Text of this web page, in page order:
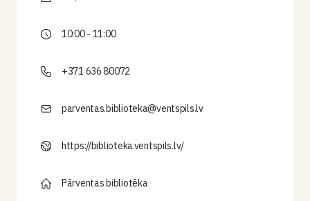
10:00 - 11:00
+371 636 80072
parventas.biblioteka@ventspils.lv
https://biblioteka.ventspils.lv/
Pārventas bibliotēka